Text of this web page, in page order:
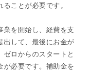
ことが必要です。
業を開始し、経費を支
出して、最後にお金が
ロからのスタートと
が必要です。補助金を